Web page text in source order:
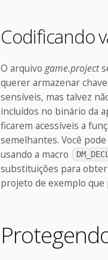
Codificando
O arquivo game.project
querer armazenar
sensíveis, mas talvez
incluídos no binário da
ficarem acessíveis a
semelhantes. Você
usando a macro
substituições para obter
projeto de exemplo que